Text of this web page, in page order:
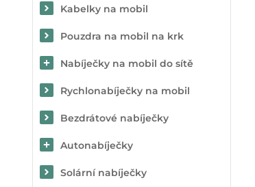
Kabelky na mobil
Pouzdra na mobil na krk
Nabíječky na mobil do sítě
Rychlonabíječky na mobil
Bezdrátové nabíječky
Autonabíječky
Solární nabíječky